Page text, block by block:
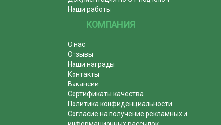
Наши работы
КОМПАНИЯ
О нас
Отзывы
Наши награды
Контакты
Вакансии
Сертификаты качества
Политика конфиденциальности
Согласие на получение рекламных и
информационных рассылок